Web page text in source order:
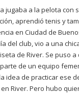
jugaba a la pelota con
aprendió tenis y
en Ciudad de
del club, vio a una
de River. Se puso a
de un equipo
idea de practicar ese
River. Pero hubo